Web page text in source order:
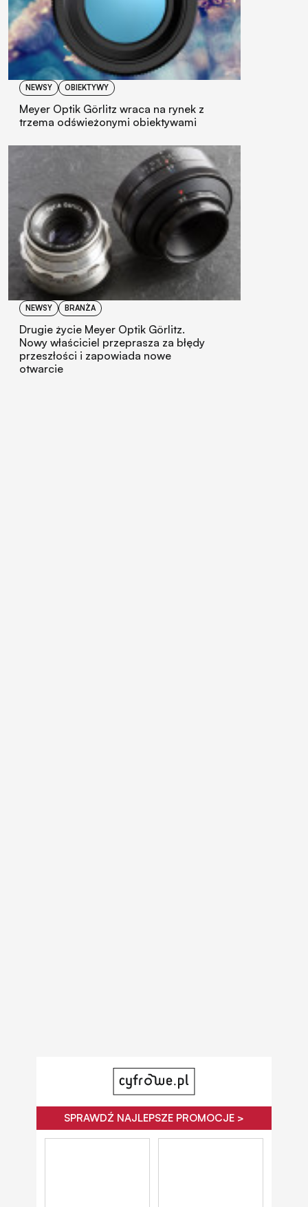
NEWSY OBIEKTYWY
Meyer Optik Görlitz wraca na rynek z
trzema odświeżonymi obiektywami
NEWSY BRANŻA
Drugie życie Meyer Optik Görlitz.
Nowy właściciel przeprasza za błędy
przeszłości i zapowiada nowe
otwarcie
SPRAWDŹ NAJLEPSZE PROMOCJE >